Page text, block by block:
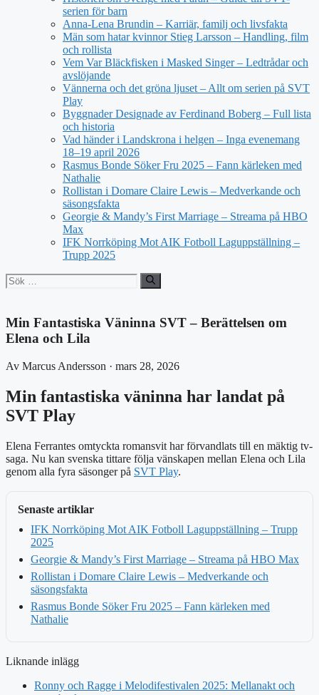
serien för barn
Anna-Lena Brundin – Karriär, familj och livsfakta
Män som hatar kvinnor Stieg Larsson – Handling, film
och rollista
Vem Var Bläckfisken i Masked Singer – Ledtrådar och
avslöjande
Vännerna och det gröna ljuset – Allt om serien på SVT
Play
Byggnader Designade av Ferdinand Boberg – Full lista
och historia
Vad händer i Landskrona i helgen – Inga evenemang
18–19 april 2026
Rasmus Bonde Söker Fru 2025 – Fann kärleken med
Nathalie
Rollistan i Domare Claire Lewis – Medverkande och
säsongsfakta
Georgie & Mandy’s First Marriage – Streama på HBO
Max
IFK Norrköping Mot AIK Fotboll Laguppställning –
Trupp 2025
Sök
efter:
Min Fantastiska Väninna SVT – Berättelsen om
Elena och Lila
Av Marcus Andersson · mars 28, 2026
Min fantastiska väninna har landat på
SVT Play
Elena Ferrantes omtyckta romansvit har förvandlats till en mäktig tv-
saga. Nu kan svenska tittare följa vänskapen mellan Elena och Lila
genom alla fyra säsonger på SVT Play.
Senaste artiklar
IFK Norrköping Mot AIK Fotboll Laguppställning – Trupp
2025
Georgie & Mandy’s First Marriage – Streama på HBO Max
Rollistan i Domare Claire Lewis – Medverkande och
säsongsfakta
Rasmus Bonde Söker Fru 2025 – Fann kärleken med
Nathalie
Liknande inlägg
Ronny och Ragge i Melodifestivalen 2025: Mellanakt och